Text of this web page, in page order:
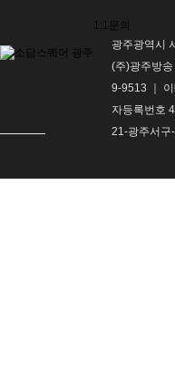
1:1문의
광주광역시
(주)광주방
9-9513 ｜
자등록번호
21-광주서구